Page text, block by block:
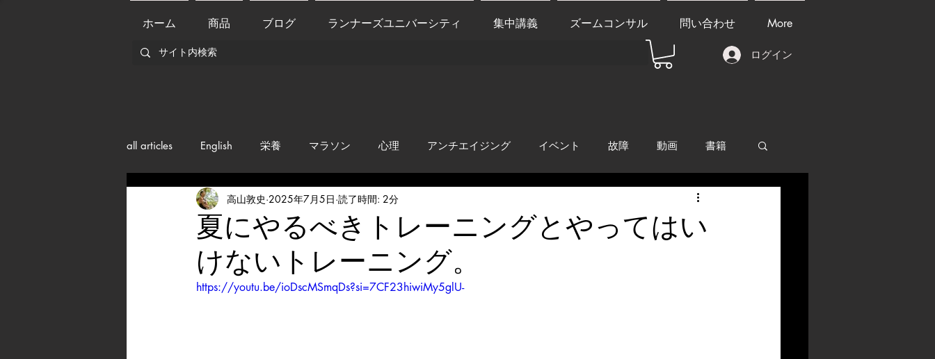
ホーム 商品 ブログ ランナーズユニバーシティ 集中講義 ズームコンサル 問い合わせ More
ログイン
all articles English 栄養 マラソン 心理 アンチエイジング イベント 故障 動画 書籍
メンバー紹介 Nutrition anti-inflammation
health mamagement セールス 走り方
夏にやるべきトレーニングとやってはい
けないトレーニング。
高山敦史 2025年7月5日 読了時間: 2分
https://youtu.be/ioDscMSmqDs?si=7CF23hiwiMy5glU-